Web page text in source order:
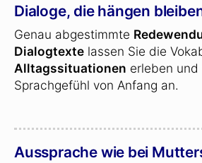
Dialoge, die hängen
Genau abgestimmte
Dialogtexte lassen Sie die
Alltagssituationen erleben
Sprachgefühl von Anfang an.
Aussprache wie bei